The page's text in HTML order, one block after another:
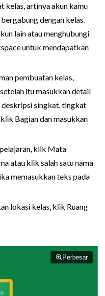
kelas, artinya akun kamu
dengan kelas.
lain atau menghubungi
untuk mendapatkan
pembuatan kelas,
itu masukkan detail
deskripsi singkat, tingkat
Bagian dan masukkan
klik Mata
atau klik salah satu nama
memasukkan teks pada
lokasi kelas, klik Ruang
Perbesar